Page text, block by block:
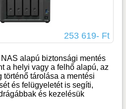
253 619- Ft
alapú biztonsági mentés
a helyi vagy a felhő alapú, az
történő tárolása a mentési
és felügyeletét is segíti,
és kezelésük